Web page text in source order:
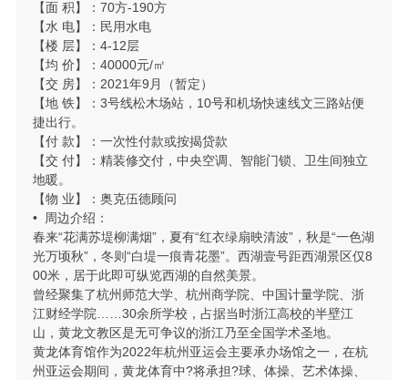
【面 积】：70方-190方
【水 电】：民用水电
【楼 层】：4-12层
【均 价】：40000元/㎡
【交 房】：2021年9月（暂定）
【地 铁】：3号线松木场站，10号和机场快速线文三路站便
捷出行。
【付 款】：一次性付款或按揭贷款
【交 付】：精装修交付，中央空调、智能门锁、卫生间独立
地暖。
【物 业】：奥克伍德顾问
• 周边介绍：
春来“花满苏堤柳满烟”，夏有“红衣绿扇映清波”，秋是“一色湖
光万顷秋”，冬则“白堤一痕青花墨”。西湖壹号距西湖景区仅8
00米，居于此即可纵览西湖的自然美景。
曾经聚集了杭州师范大学、杭州商学院、中国计量学院、浙
江财经学院……30余所学校，占据当时浙江高校的半壁江
山，黄龙文教区是无可争议的浙江乃至全国学术圣地。
黄龙体育馆作为2022年杭州亚运会主要承办场馆之一，在杭
州亚运会期间，黄龙体育中?将承担?球、体操、艺术体操、